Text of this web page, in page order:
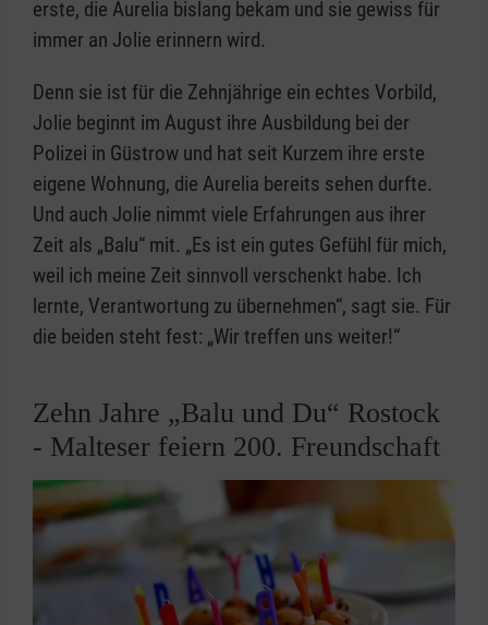
erste, die Aurelia bislang bekam und sie gewiss für
immer an Jolie erinnern wird.
Denn sie ist für die Zehnjährige ein echtes Vorbild,
Jolie beginnt im August ihre Ausbildung bei der
Polizei in Güstrow und hat seit Kurzem ihre erste
eigene Wohnung, die Aurelia bereits sehen durfte.
Und auch Jolie nimmt viele Erfahrungen aus ihrer
Zeit als „Balu“ mit. „Es ist ein gutes Gefühl für mich,
weil ich meine Zeit sinnvoll verschenkt habe. Ich
lernte, Verantwortung zu übernehmen“, sagt sie. Für
die beiden steht fest: „Wir treffen uns weiter!“
Zehn Jahre „Balu und Du“ Rostock
- Malteser feiern 200. Freundschaft